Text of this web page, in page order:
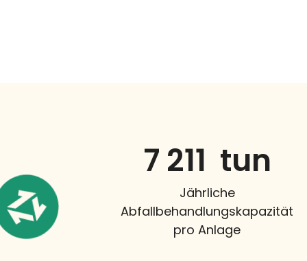
Jährliche
Abfallbehandlungskapazität
pro Anlage
8 000
  tun